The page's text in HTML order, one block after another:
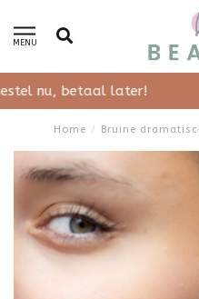
MENU
Gratis
Home / Bruine